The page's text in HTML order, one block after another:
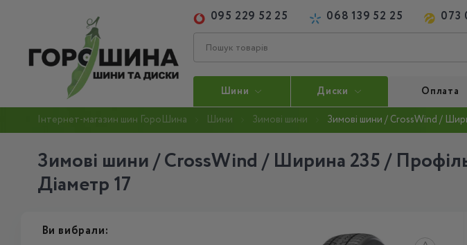
095 229 52 25 068 139 52 25 073
Шини Диски Оплата
Інтернет-магазин шин ГороШина Шини Зимові шини Зимові шини / CrossWind /
Зимові шини / CrossWind / Ширина 235 /
Діаметр 17
Ви вибрали: